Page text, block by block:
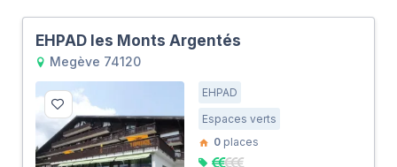
EHPAD les Monts Argentés
Megève 74120
EHPAD
Espaces verts
0 places